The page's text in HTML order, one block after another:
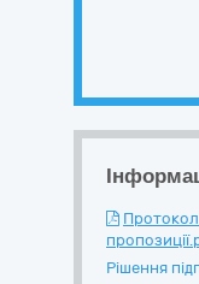
Протокол
Рішення